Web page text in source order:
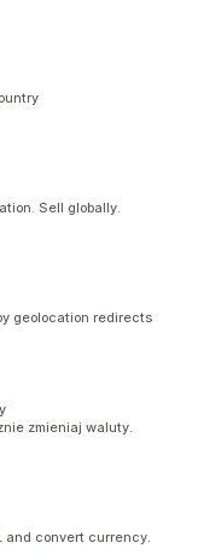
Sell globally.
geolocation redirects
zmieniaj waluty.
and convert currency.